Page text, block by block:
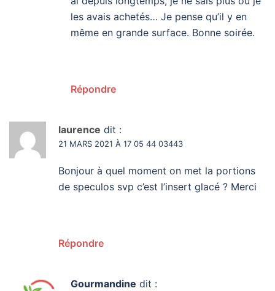
les avais achetés… Je pense qu’il y en
même en grande surface. Bonne soirée.
Répondre
laurence dit :
21 MARS 2021 À 17 05 44 03443
Bonjour à quel moment on met la portions
de speculos svp c’est l’insert glacé ? Merci
Répondre
Gourmandine dit :